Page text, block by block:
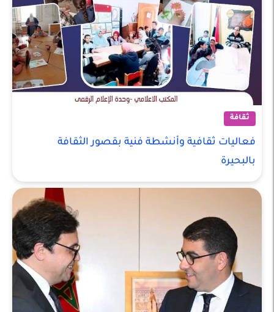
ثقافة
فعاليات ثقافية وأنشطة فنية بقصور الثقافة
بالبحيرة